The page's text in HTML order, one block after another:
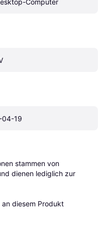
04-19
stammen von
dienen lediglich zur
diesem Produkt